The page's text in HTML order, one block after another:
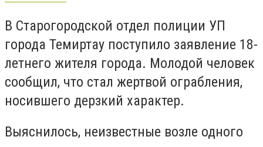
В Старогородской отдел полиции УП
города Темиртау поступило заявление 18-
летнего жителя города. Молодой человек
сообщил, что стал жертвой ограбления,
носившего дерзкий характер.
Выяснилось, неизвестные возле одного